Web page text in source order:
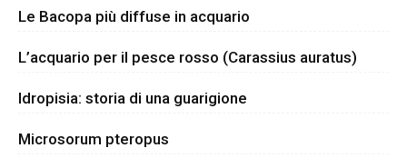
Le Bacopa più diffuse in acquario
L’acquario per il pesce rosso (Carassius auratus)
Idropisia: storia di una guarigione
Microsorum pteropus